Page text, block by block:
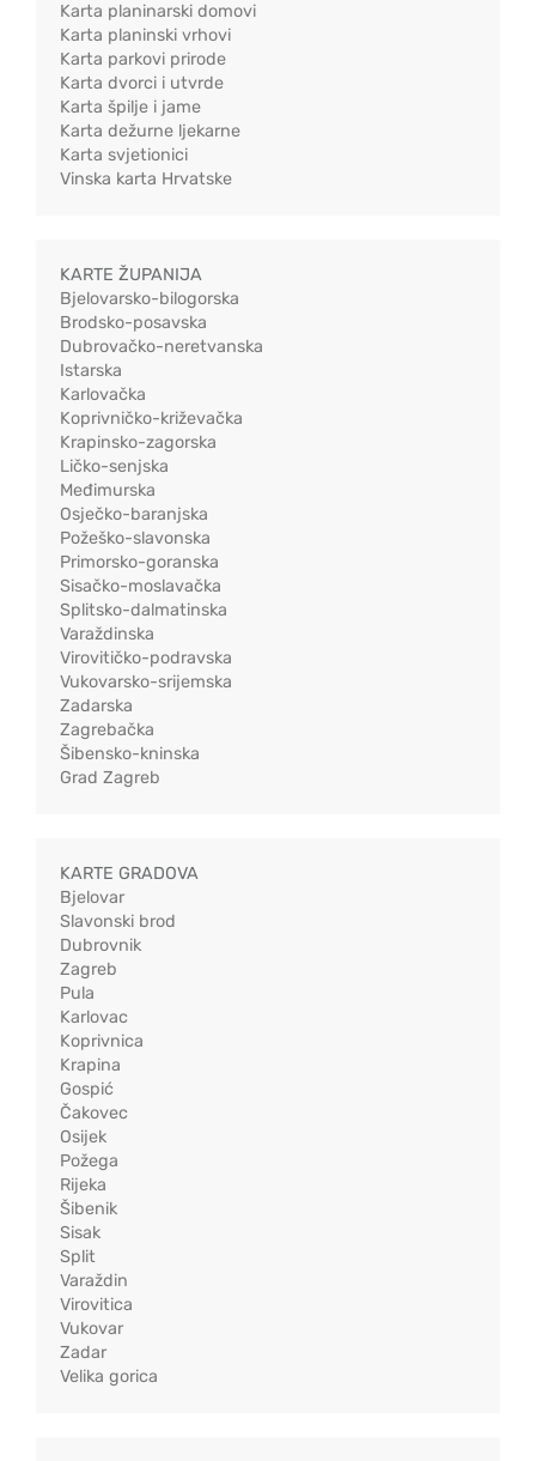
Karta planinarski domovi
Karta planinski vrhovi
Karta parkovi prirode
Karta dvorci i utvrde
Karta špilje i jame
Karta dežurne ljekarne
Karta svjetionici
Vinska karta Hrvatske
KARTE ŽUPANIJA
Bjelovarsko-bilogorska
Brodsko-posavska
Dubrovačko-neretvanska
Istarska
Karlovačka
Koprivničko-križevačka
Krapinsko-zagorska
Ličko-senjska
Međimurska
Osječko-baranjska
Požeško-slavonska
Primorsko-goranska
Sisačko-moslavačka
Splitsko-dalmatinska
Varaždinska
Virovitičko-podravska
Vukovarsko-srijemska
Zadarska
Zagrebačka
Šibensko-kninska
Grad Zagreb
KARTE GRADOVA
Bjelovar
Slavonski brod
Dubrovnik
Zagreb
Pula
Karlovac
Koprivnica
Krapina
Gospić
Čakovec
Osijek
Požega
Rijeka
Šibenik
Sisak
Split
Varaždin
Virovitica
Vukovar
Zadar
Velika gorica